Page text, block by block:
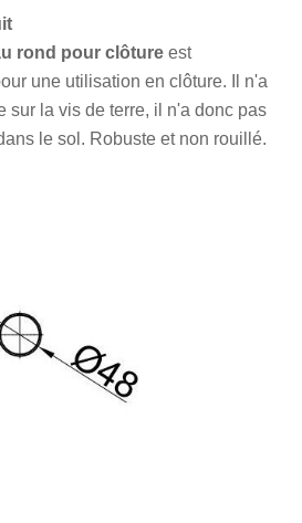
rond pour clôture est
une utilisation en clôture. Il n'a
sur la vis de terre, il n'a donc pas
le sol. Robuste et non rouillé.